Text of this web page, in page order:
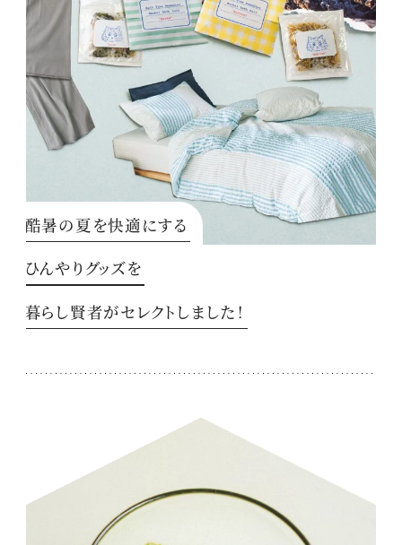
酷暑の夏を快適にする
ひんやりグッズを
暮らし賢者がセレクトしました！